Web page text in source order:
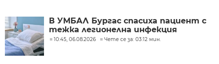
В УМБАЛ Бургас спасиха пациент с
тежка легионелна инфекция
10:45, 06.08.2026 Чете се за: 03:12 мин.